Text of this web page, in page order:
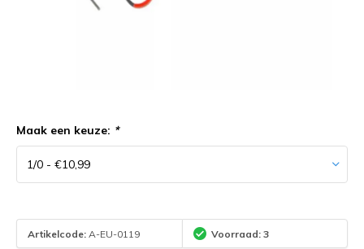
Maak een keuze: *
Artikelcode: A-EU-0119 Voorraad: 3